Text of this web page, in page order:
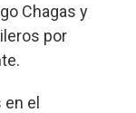
Chagas y
por
el